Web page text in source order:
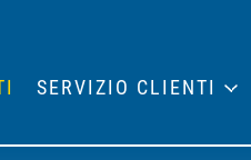
SERVIZIO CLIENTI